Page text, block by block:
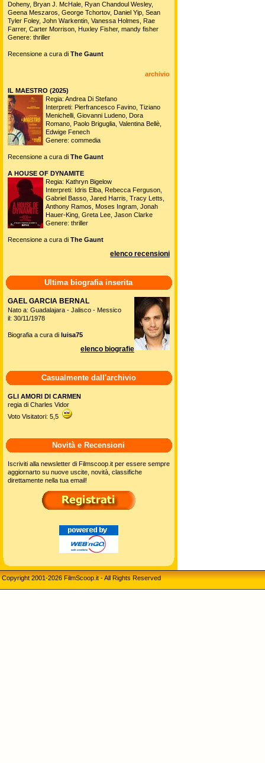
Doheny, Bryan J. McHale, Ryan Chandoul Wesley,
Geena Meszaros, George Tchortov, Daniel Yip, Sean
Tyler Foley, John Warkentin, Vanessa Holmes, Rae
Farrer, Carter Morrison, Huxley Fisher, mandy fisher
Genere: thriller
Recensione a cura di The Gaunt
archivio
IL MAESTRO (2025)
Regia: Andrea Di Stefano
Interpreti: Pierfrancesco Favino, Tiziano
Menichelli, Giovanni Ludeno, Dora
Romano, Paolo Briguglia, Valentina Bellè,
Edwige Fenech
Genere: commedia
Recensione a cura di The Gaunt
A HOUSE OF DYNAMITE
Regia: Kathryn Bigelow
Interpreti: Idris Elba, Rebecca Ferguson,
Gabriel Basso, Jared Harris, Tracy Letts,
Anthony Ramos, Moses Ingram, Jonah
Hauer-King, Greta Lee, Jason Clarke
Genere: thriller
Recensione a cura di The Gaunt
elenco recensioni
Ultima biografia inserita
GAEL GARCIA BERNAL
Nato a: Guadalajara - Jalisco - Messico
il: 30/11/1978
Biografia a cura di luisa75
elenco biografie
Casualmente dall'archivio
GLI AMORI DI CARMEN
regia di Charles Vidor
Voto Visitatori: 5,5
Novità e Recensioni
Iscriviti alla newsletter di Filmscoop.it per essere sempre
aggiornarto su nuove uscite, novità, classifiche
direttamente nella tua email!
Copyright 2001-2026 FilmScoop.it - All Rights Reserved